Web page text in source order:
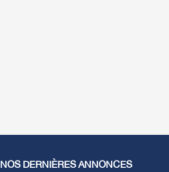
NOS DERNIÈRES ANNONCES